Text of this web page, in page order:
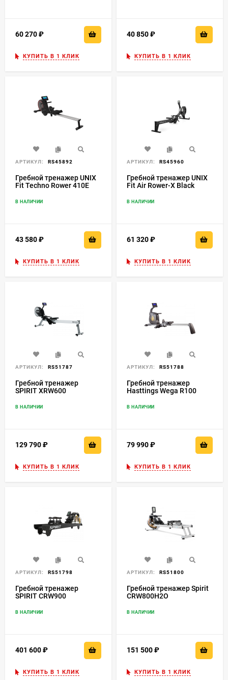
60 270
КУПИТЬ В 1 КЛИК
40 850
КУПИТЬ В 1 КЛИК
АРТИКУЛ: RS45892
Гребной тренажер UNIX
Fit Techno Rower 410E
В НАЛИЧИИ
43 580
КУПИТЬ В 1 КЛИК
АРТИКУЛ: RS45960
Гребной тренажер UNIX
Fit Air Rower-X Black
В НАЛИЧИИ
61 320
КУПИТЬ В 1 КЛИК
АРТИКУЛ: RS51787
Гребной тренажер
SPIRIT ХRW600
В НАЛИЧИИ
129 790
КУПИТЬ В 1 КЛИК
АРТИКУЛ: RS51788
Гребной тренажер
Hasttings Wega R100
В НАЛИЧИИ
79 990
КУПИТЬ В 1 КЛИК
АРТИКУЛ: RS51798
Гребной тренажер
SPIRIT CRW900
В НАЛИЧИИ
401 600
КУПИТЬ В 1 КЛИК
АРТИКУЛ: RS51800
Гребной тренажер Spirit
CRW800H2O
В НАЛИЧИИ
151 500
КУПИТЬ В 1 КЛИК